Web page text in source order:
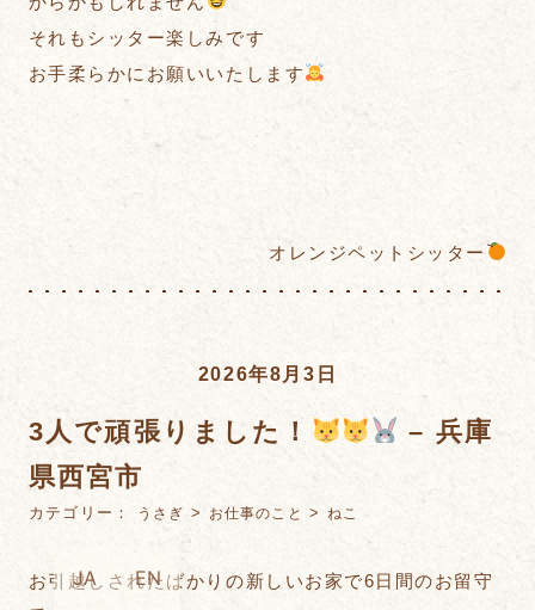
それもシッター楽しみです
お手柔らかにお願いいたします
オレンジペットシッター
2026年8月3日
3人で頑張りました！
– 兵庫
県西宮市
カテゴリー： うさぎ > お仕事のこと > ねこ
お引越しされたばかりの新しいお家で6日間のお留守
JA EN